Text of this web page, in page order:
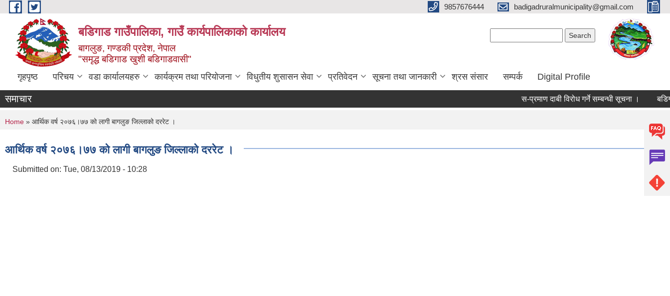
Skip to main content 9857676444 badigadruralmunicipality@gmail.com
बडिगाड गाउँपालिका, गाउँ कार्यपालिकाको कार्यालय
बागलुङ, गण्डकी प्रदेश, नेपाल
"समृद्ध बडिगाड खुशी बडिगाडवासी"
गृहपृष्ठ परिचय वडा कार्यालयहरु कार्यक्रम तथा परियोजना विधुतीय शुसासन सेवा प्रतिवेदन सूचना तथा जानकारी श्रस संसार सम्पर्क Digital Profile
समाचार स-प्रमाण दाबी विरोध गर्ने सम्बन्धी सूचना ।
You are here
Home » आर्थिक वर्ष २०७६।७७ को लागी बागलुङ जिल्लाको दररेट ।
आर्थिक वर्ष २०७६।७७ को लागी बागलुङ जिल्लाको दररेट ।
Submitted on: Tue, 08/13/2019 - 10:28